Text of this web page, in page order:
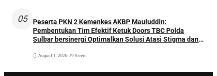
05
Peserta PKN 2 Kemenkes AKBP Mauluddin:
Pembentukan Tim Efektif Ketuk Doors TBC Polda
Sulbar bersinergi Optimalkan Solusi Atasi Stigma dan
August 1, 2026•79 Views